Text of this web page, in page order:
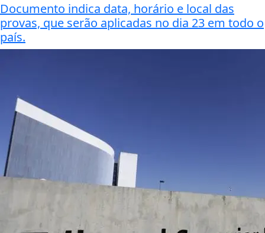
Documento indica data, horário e local das
provas, que serão aplicadas no dia 23 em todo o
país.